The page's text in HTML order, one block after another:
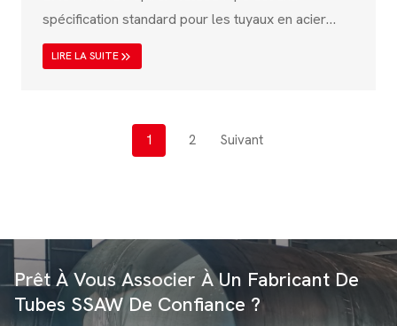
spécification standard pour les tuyaux en acier
soudés par fusion électrique (EFW) conçus pour
les applications à basse pression et structurelles.
piliers structurels et les tuyauteries industrielles.
LIRE LA SUITE
G
A
T
1 2 Suivant
Prêt À Vous Associer À Un Fabricant De
Tubes SSAW De Confiance ?